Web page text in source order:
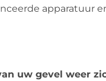
apparatuur
uw gevel weer